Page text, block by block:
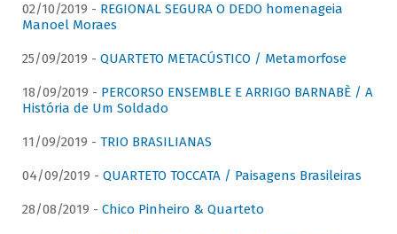
02/10/2019 - REGIONAL SEGURA O DEDO homenageia
Manoel Moraes
25/09/2019 - QUARTETO METACÚSTICO / Metamorfose
18/09/2019 - PERCORSO ENSEMBLE E ARRIGO BARNABÈ / A
História de Um Soldado
11/09/2019 - TRIO BRASILIANAS
04/09/2019 - QUARTETO TOCCATA / Paisagens Brasileiras
28/08/2019 - Chico Pinheiro & Quarteto